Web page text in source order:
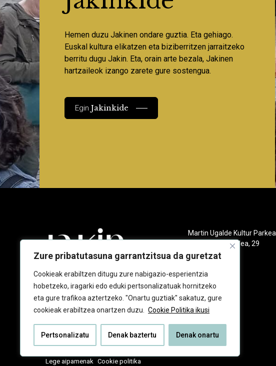
Zure pribatutasuna garrantzitsua da guretzat
Cookieak erabiltzen ditugu zure nabigazio-esperientzia
hobetzeko, iragarki edo eduki pertsonalizatuak hornitzeko
eta gure trafikoa aztertzeko. "Onartu guztiak" sakatuz, gure
cookieak erabiltzea onartzen duzu.
Cookie Politika ikusi
Pertsonalizatu Denak baztertu Denak onartu
Hemen duzu Jakinen ondare guztia. Eta gehiago.
Euskal kultura elikatzen eta biziberritzen jarraitzeko
berritu dugu Jakin. Eta, orain arte bezala, Jakinen
hartzaileok izango zarete gure sostengua.
EginJakinkide
Martin Ugalde Kultur Parkea
Gudarien etorbidea, 29
20140 Andoain
943 218 092
jakin@jakin.eus
Lege aipamenak Cookie politika